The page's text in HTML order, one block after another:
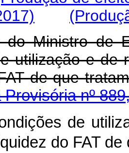
Ministro de
utilização e de
de que
nº
de
do FAT